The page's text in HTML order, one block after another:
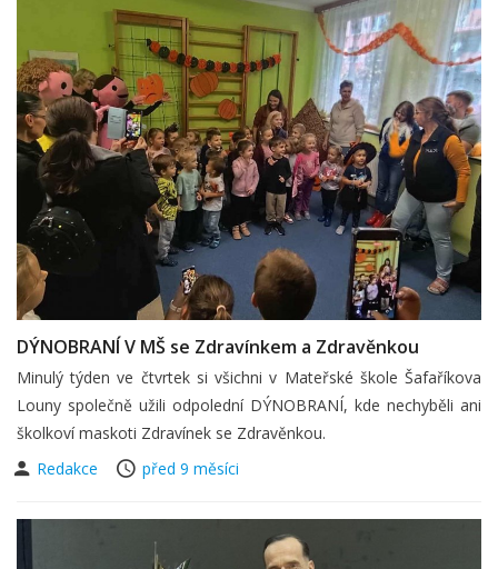
DÝNOBRANÍ V MŠ se Zdravínkem a Zdravěnkou
Minulý týden ve čtvrtek si všichni v Mateřské škole Šafaříkova
Louny společně užili odpolední DÝNOBRANÍ, kde nechyběli ani
školkoví maskoti Zdravínek se Zdravěnkou.
Redakce
před 9 měsíci